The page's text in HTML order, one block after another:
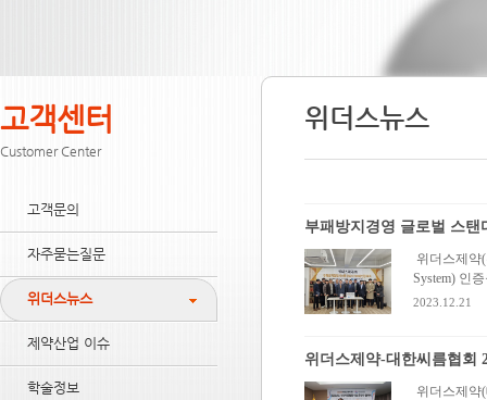
아오시는길
고객센터
Customer Center
고객문의
자주묻는질문
위더스뉴스
제약산업 이슈
학술정보
위더스뉴스
부패방지경영 글로벌 스탠
위더스제약
System) 인
2023.12.21
위더스제약-대한씨름협회
위더스제약